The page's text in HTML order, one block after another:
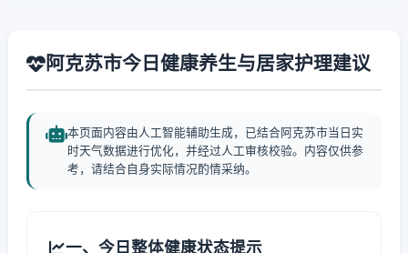
阿克苏市今日健康养生与居家护理建议
本页面内容由人工智能辅助生成，已结合阿克苏市当日实
时天气数据进行优化，并经过人工审核校验。内容仅供参
考，请结合自身实际情况酌情采纳。
一、今日整体健康状态提示